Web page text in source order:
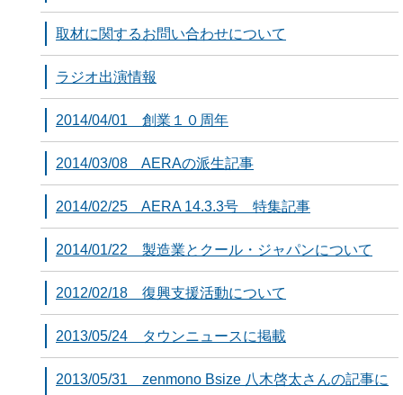
取材に関するお問い合わせについて
ラジオ出演情報
2014/04/01 創業１０周年
2014/03/08 AERAの派生記事
2014/02/25 AERA 14.3.3号 特集記事
2014/01/22 製造業とクール・ジャパンについて
2012/02/18 復興支援活動について
2013/05/24 タウンニュースに掲載
2013/05/31 zenmono Bsize 八木啓太さんの記事に